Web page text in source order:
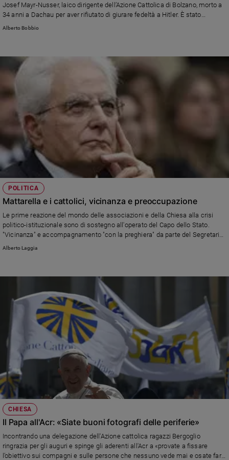
Josef Mayr-Nusser, laico dirigente dell’Azione Cattolica di Bolzano, morto a
34 anni a Dachau per aver rifiutato di giurare fedeltà a Hitler. È stato
beatificato il 18 marzo 2017.
Alberto Bobbio
POLITICA
Mattarella e i cattolici, vicinanza e preoccupazione
Le prime reazione del mondo delle associazioni e della Chiesa alla crisi
politico-istituzionale sono di sostegno all'operato del Capo dello Stato.
"Vicinanza" e accompagnamento "con la preghiera" da parte del Segretario
generale della Cei, monsignor Nunzio Galantino. "Stima e gratitudine"
Alberto Laggia
CHIESA
Il Papa all'Acr: «Siate buoni fotografi delle periferie»
Incontrando una delegazione dell'Azione cattolica ragazzi Bergoglio
ringrazia per gli auguri e spinge gli aderenti all'Acr a «provate a fissare
l’obiettivo sui compagni e sulle persone che nessuno vede mai e osate fare